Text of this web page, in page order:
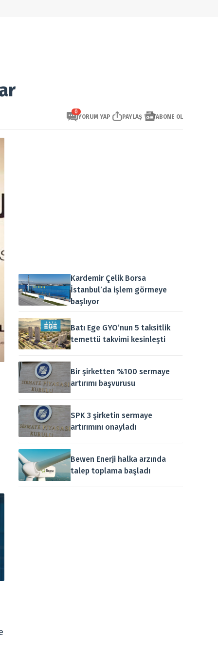
0
YORUM YAP PAYLAŞ ABONE OL
Kardemir Çelik Borsa
İstanbul’da işlem görmeye
başlıyor
Batı Ege GYO’nun 5 taksitlik
temettü takvimi kesinleşti
Bir şirketten %100 sermaye
artırımı başvurusu
SPK 3 şirketin sermaye
artırımını onayladı
Bewen Enerji halka arzında
talep toplama başladı